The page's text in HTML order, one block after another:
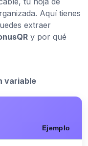
Aquí tienes
extraer
y por qué
variable
Ejemplo